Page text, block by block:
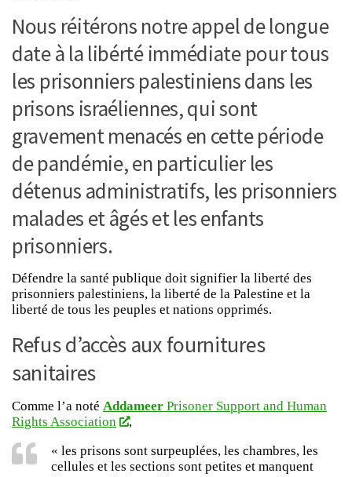
Nous réitérons notre appel de longue
date à la libérté immédiate pour tous
les prisonniers palestiniens dans les
prisons israéliennes, qui sont
gravement menacés en cette période
de pandémie, en particulier les
détenus administratifs, les prisonniers
malades et âgés et les enfants
prisonniers.
Défendre la santé publique doit signifier la liberté des
prisonniers palestiniens, la liberté de la Palestine et la
liberté de tous les peuples et nations opprimés.
Refus d’accès aux fournitures
sanitaires
Comme l’a noté Addameer Prisoner Support and Human
Rights Association
,
« les prisons sont surpeuplées, les chambres, les
cellules et les sections sont petites et manquent